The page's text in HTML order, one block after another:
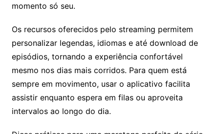
momento só seu.
Os recursos oferecidos pelo streaming permitem
personalizar legendas, idiomas e até download de
episódios, tornando a experiência confortável
mesmo nos dias mais corridos. Para quem está
sempre em movimento, usar o aplicativo facilita
assistir enquanto espera em filas ou aproveita
intervalos ao longo do dia.